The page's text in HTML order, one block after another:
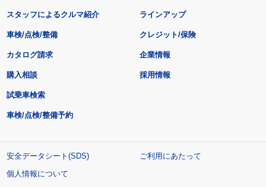
スタッフによるクルマ紹介 ラインアップ
車検/点検/整備 クレジット/保険
カタログ請求
購入相談
試乗車検索
車検/点検/整備予約
企業情報
採用情報
安全データシート(SDS)
ご利用にあたって
個人情報について